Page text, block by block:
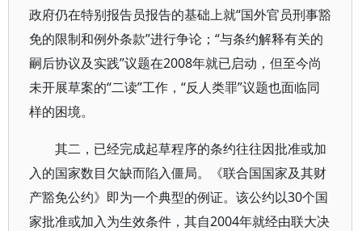
政府仍在特别报告员报告的基础上就“国外官员刑事豁
免的限制和例外条款”进行争论；“与条约解释有关的
嗣后协议及实践”议题在2008年就已启动，但至今尚
未开展草案的“二读”工作，“反人类罪”议题也面临同
样的困境。
其二，已经完成起草程序的条约往往因批准或加
入的国家数目欠缺而陷入僵局。《联合国国家及其财
产豁免公约》即为一个典型的例证。该公约以30个国
家批准或加入为生效条件，其自2004年就经由联大决